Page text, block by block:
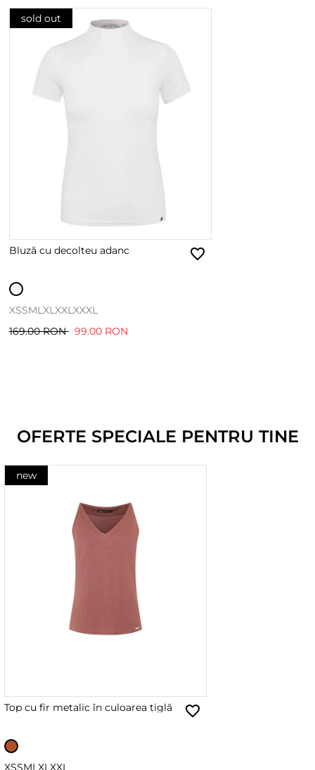
sold out
Bluză cu decolteu adanc
XSSML XL XXL XXXL
169.00 RON 99.00 RON
OFERTE SPECIALE PENTRU TINE
new
Top cu fir metalic în culoarea țiglă
XSSML XL XXL